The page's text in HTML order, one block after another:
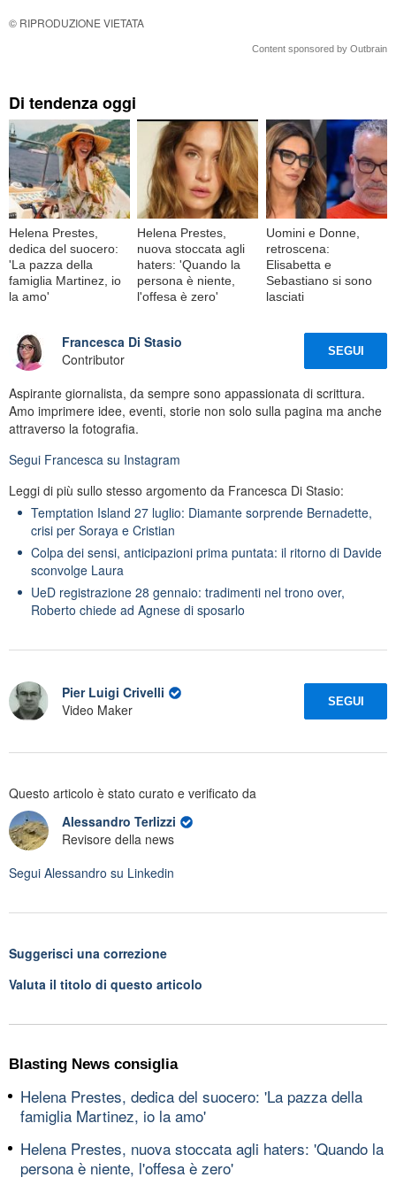
© RIPRODUZIONE VIETATA
Content sponsored by Outbrain
Di tendenza oggi
Helena Prestes,
dedica del suocero:
'La pazza della
famiglia Martinez, io
la amo'
Helena Prestes,
nuova stoccata agli
haters: 'Quando la
persona è niente,
l'offesa è zero'
Uomini e Donne,
retroscena:
Elisabetta e
Sebastiano si sono
lasciati
Francesca Di Stasio
Contributor
SEGUI
Aspirante giornalista, da sempre sono appassionata di scrittura.
Amo imprimere idee, eventi, storie non solo sulla pagina ma anche
attraverso la fotografia.
Segui Francesca su Instagram
Leggi di più sullo stesso argomento da Francesca Di Stasio:
Temptation Island 27 luglio: Diamante sorprende Bernadette,
crisi per Soraya e Cristian
Colpa dei sensi, anticipazioni prima puntata: il ritorno di Davide
sconvolge Laura
UeD registrazione 28 gennaio: tradimenti nel trono over,
Roberto chiede ad Agnese di sposarlo
Pier Luigi Crivelli
Video Maker
SEGUI
Questo articolo è stato curato e verificato da
Alessandro Terlizzi
Revisore della news
Segui Alessandro su Linkedin
Suggerisci una correzione
Valuta il titolo di questo articolo
Blasting News consiglia
Helena Prestes, dedica del suocero: 'La pazza della
famiglia Martinez, io la amo'
Helena Prestes, nuova stoccata agli haters: 'Quando la
persona è niente, l'offesa è zero'